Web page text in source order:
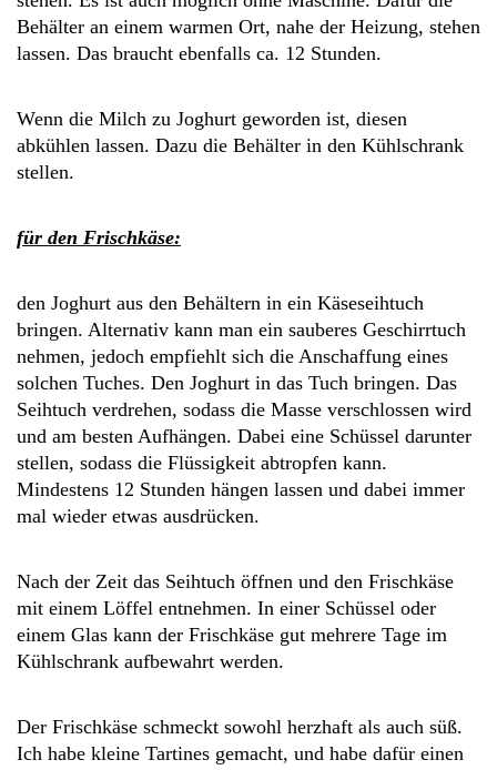
Behälter an einem warmen Ort, nahe der Heizung, stehen
lassen. Das braucht ebenfalls ca. 12 Stunden.
Wenn die Milch zu Joghurt geworden ist, diesen
abkühlen lassen. Dazu die Behälter in den Kühlschrank
stellen.
für den Frischkäse:
den Joghurt aus den Behältern in ein Käseseihtuch
bringen. Alternativ kann man ein sauberes Geschirrtuch
nehmen, jedoch empfiehlt sich die Anschaffung eines
solchen Tuches. Den Joghurt in das Tuch bringen. Das
Seihtuch verdrehen, sodass die Masse verschlossen wird
und am besten Aufhängen. Dabei eine Schüssel darunter
stellen, sodass die Flüssigkeit abtropfen kann.
Mindestens 12 Stunden hängen lassen und dabei immer
mal wieder etwas ausdrücken.
Nach der Zeit das Seihtuch öffnen und den Frischkäse
mit einem Löffel entnehmen. In einer Schüssel oder
einem Glas kann der Frischkäse gut mehrere Tage im
Kühlschrank aufbewahrt werden.
Der Frischkäse schmeckt sowohl herzhaft als auch süß.
Ich habe kleine Tartines gemacht, und habe dafür einen